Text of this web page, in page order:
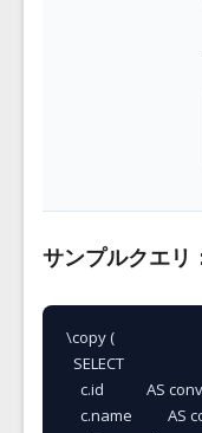
サンプルクエリ
\copy (